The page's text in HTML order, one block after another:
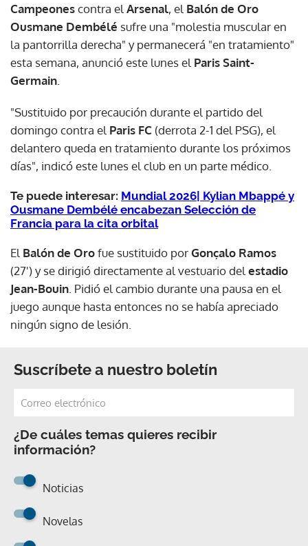
Campeonescontra el Arsenal, el Balón de Oro
Ousmane Dembélé sufre una "molestia muscular en
la pantorrilla derecha" y permanecerá "en tratamiento"
esta semana, anunció este lunes el Paris Saint-
Germain
"Sustituido por precaución durante el partido del
domingo contra el Paris FC (derrota 2-1 del PSG), el
delantero queda en tratamiento durante los próximos
días", indicó este lunes el club en un parte médico.
Te puede interesar: Mundial 2026| Kylian Mbappé y
Ousmane Dembélé encabezan Selección de
Francia para la cita orbital
El Balón de Orofue sustituido porGonçalo Ramos
(27') y se dirigió directamente al vestuario del estadio
Jean-Bouin . Pidió el cambio durante una pausa en el
juego aunque hasta entonces no se había apreciado
ningún signo de lesión.
Suscríbete a nuestro boletín
¿De cuáles temas quieres recibir
información?
Noticias
Novelas